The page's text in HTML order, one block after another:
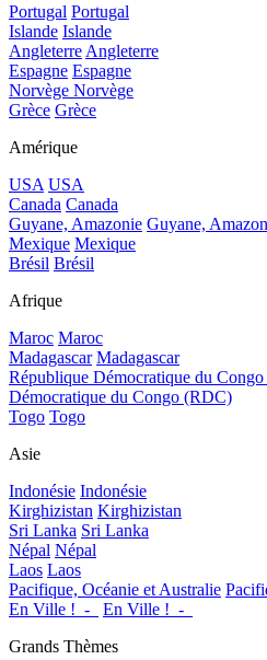
Portugal Portugal
Islande Islande
Angleterre Angleterre
Espagne Espagne
Norvège Norvège
Grèce Grèce
Amérique
USA USA
Canada Canada
Guyane, Amazonie Guyane,
Mexique Mexique
Brésil Brésil
Afrique
Maroc Maroc
Madagascar Madagascar
République Démocratique du
Démocratique du Congo (RDC)
Togo Togo
Asie
Indonésie Indonésie
Kirghizistan Kirghizistan
Sri Lanka Sri Lanka
Népal Népal
Laos Laos
Pacifique, Océanie et Australie
En Ville !_-_
En Ville !_-_
Grands Thèmes